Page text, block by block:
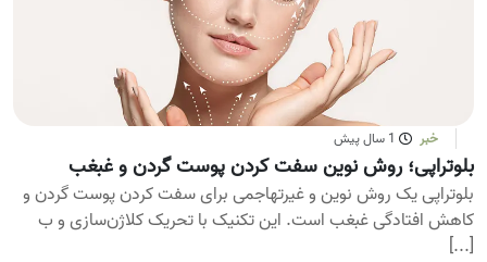
خبر 1 سال پیش
بلوتراپی؛ روش نوین سفت کردن پوست گردن و غبغب
بلوتراپی یک روش نوین و غیرتهاجمی برای سفت کردن پوست گردن و
کاهش افتادگی غبغب است. این تکنیک با تحریک کلاژن‌سازی و ب
[...]